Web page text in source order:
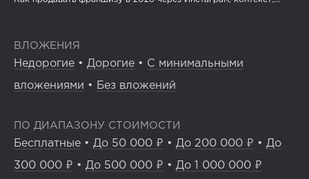
ВЛОЖЕНИЯ
Недорогие • Дорогие • С минимальными
вложениями • Без вложений
ПО ДИАПАЗОНУ СТОИМОСТИ
Бесплатные • До 50 000 ₽ • До 200 000 ₽ • До
300 000 ₽ • До 500 000 ₽ • До 1 000 000 ₽